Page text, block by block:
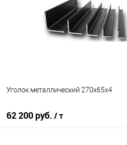
Купить в 1 клик
В избранное
Под
Уголок металлический 270х65х4
62 200 руб. / т